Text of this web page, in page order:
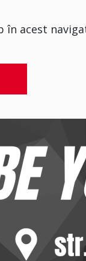
în acest